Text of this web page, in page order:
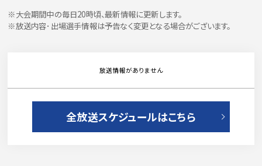
※大会期間中の毎日20時頃、最新情報に更新します。
※放送内容･出場選手情報は予告なく変更となる場合がございます。
放送情報がありません
全放送スケジュールはこちら